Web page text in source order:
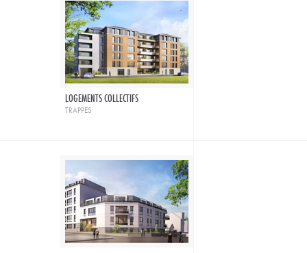
LOGEMENTS COLLECTIFS
trappes